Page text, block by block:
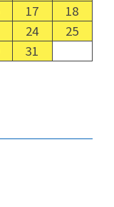
17
18
24
25
31